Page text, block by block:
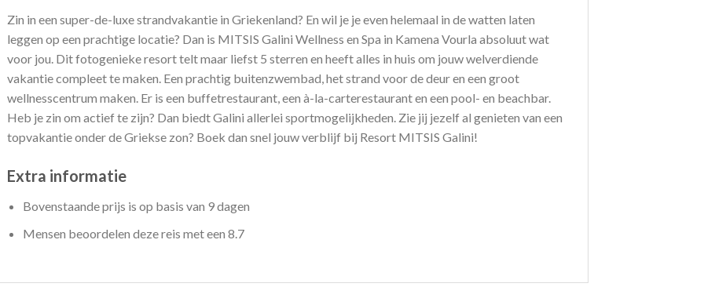
Zin in een super-de-luxe strandvakantie in Griekenland? En wil je je even helemaal in de watten laten
leggen op een prachtige locatie? Dan is MITSIS Galini Wellness en Spa in Kamena Vourla absoluut wat
voor jou. Dit fotogenieke resort telt maar liefst 5 sterren en heeft alles in huis om jouw welverdiende
vakantie compleet te maken. Een prachtig buitenzwembad, het strand voor de deur en een groot
wellnesscentrum maken. Er is een buffetrestaurant, een à-la-carterestaurant en een pool- en beachbar.
Heb je zin om actief te zijn? Dan biedt Galini allerlei sportmogelijkheden. Zie jij jezelf al genieten van een
topvakantie onder de Griekse zon? Boek dan snel jouw verblijf bij Resort MITSIS Galini!
Extra informatie
Bovenstaande prijs is op basis van 9 dagen
Mensen beoordelen deze reis met een 8.7